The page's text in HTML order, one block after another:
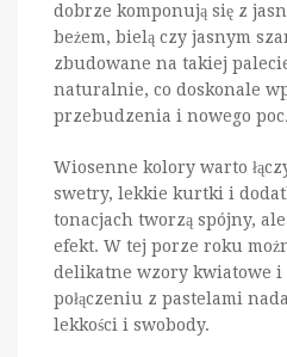
dobrze komponują się z
beżem, bielą czy jasnym
zbudowane na takiej
naturalnie, co doskonale
przebudzenia i nowego
Wiosenne kolory warto
swetry, lekkie kurtki i
tonacjach tworzą spójny,
efekt. W tej porze roku
delikatne wzory kwiatowe i
połączeniu z pastelami
lekkości i swobody.